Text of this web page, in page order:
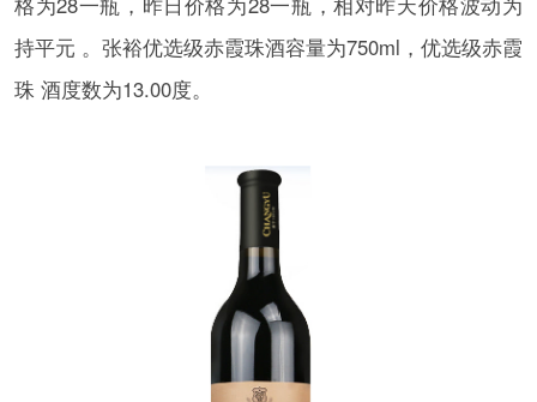
持平元 。张裕优选级赤霞珠酒容量为750ml，优选级赤霞
珠 酒度数为13.00度。